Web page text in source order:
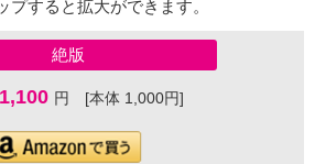
プすると拡大ができます。
絶版
1,100 円 [本体 1,000円]